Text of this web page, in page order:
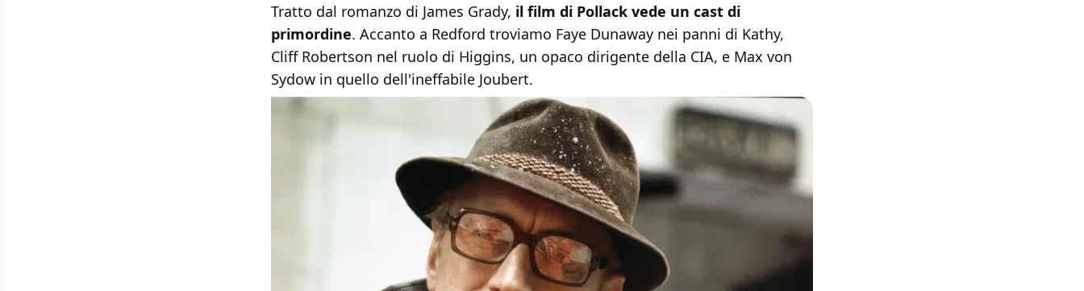
Tratto dal romanzo di James Grady, il film di Pollack vede un cast di
primordine. Accanto a Redford troviamo Faye Dunaway nei panni di Kathy,
Cliff Robertson nel ruolo di Higgins, un opaco dirigente della CIA, e Max von
Sydow in quello dell'ineffabile Joubert.